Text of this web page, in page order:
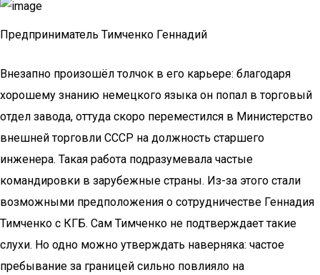
Предприниматель Тимченко Геннадий
Внезапно произошёл толчок в его карьере: благодаря
хорошему знанию немецкого языка он попал в торговый
отдел завода, оттуда скоро переместился в Министерство
внешней торговли СССР на должность старшего
инженера. Такая работа подразумевала частые
командировки в зарубежные страны. Из-за этого стали
возможными предположения о сотрудничестве Геннадия
Тимченко с КГБ. Сам Тимченко не подтверждает такие
слухи. Но одно можно утверждать наверняка: частое
пребывание за границей сильно повлияло на